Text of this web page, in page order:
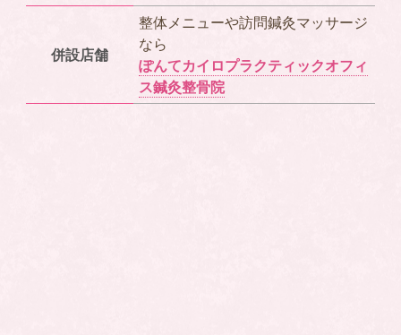
併設店舗
整体メニューや訪問鍼灸マッサージ
なら
ぽんてカイロプラクティックオフィ
ス鍼灸整骨院